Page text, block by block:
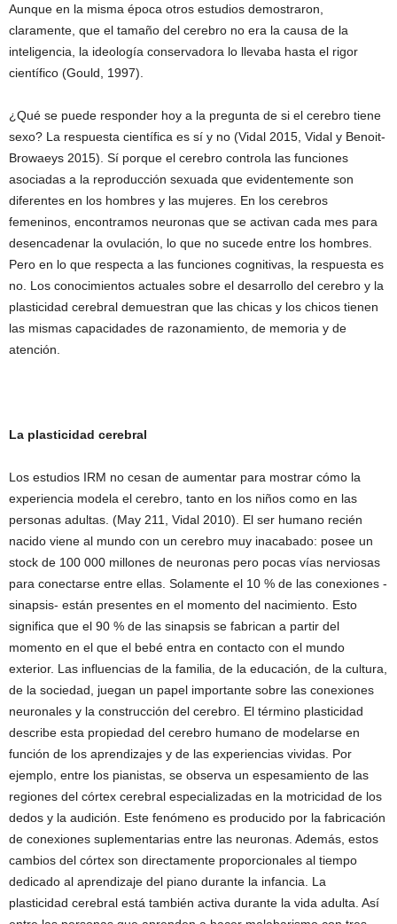
Aunque en la misma época otros estudios demostraron,
claramente, que el tamaño del cerebro no era la causa de la
inteligencia, la ideología conservadora lo llevaba hasta el rigor
científico (Gould, 1997).
¿Qué se puede responder hoy a la pregunta de si el cerebro tiene
sexo? La respuesta científica es sí y no (Vidal 2015, Vidal y Benoit-
Browaeys 2015). Sí porque el cerebro controla las funciones
asociadas a la reproducción sexuada que evidentemente son
diferentes en los hombres y las mujeres. En los cerebros
femeninos, encontramos neuronas que se activan cada mes para
desencadenar la ovulación, lo que no sucede entre los hombres.
Pero en lo que respecta a las funciones cognitivas, la respuesta es
no. Los conocimientos actuales sobre el desarrollo del cerebro y la
plasticidad cerebral demuestran que las chicas y los chicos tienen
las mismas capacidades de razonamiento, de memoria y de
atención.
La plasticidad cerebral
Los estudios IRM no cesan de aumentar para mostrar cómo la
experiencia modela el cerebro, tanto en los niños como en las
personas adultas. (May 211, Vidal 2010). El ser humano recién
nacido viene al mundo con un cerebro muy inacabado: posee un
stock de 100 000 millones de neuronas pero pocas vías nerviosas
para conectarse entre ellas. Solamente el 10 % de las conexiones -
sinapsis- están presentes en el momento del nacimiento. Esto
significa que el 90 % de las sinapsis se fabrican a partir del
momento en el que el bebé entra en contacto con el mundo
exterior. Las influencias de la familia, de la educación, de la cultura,
de la sociedad, juegan un papel importante sobre las conexiones
neuronales y la construcción del cerebro. El término plasticidad
describe esta propiedad del cerebro humano de modelarse en
función de los aprendizajes y de las experiencias vividas. Por
ejemplo, entre los pianistas, se observa un espesamiento de las
regiones del córtex cerebral especializadas en la motricidad de los
dedos y la audición. Este fenómeno es producido por la fabricación
de conexiones suplementarias entre las neuronas. Además, estos
cambios del córtex son directamente proporcionales al tiempo
dedicado al aprendizaje del piano durante la infancia. La
plasticidad cerebral está también activa durante la vida adulta. Así